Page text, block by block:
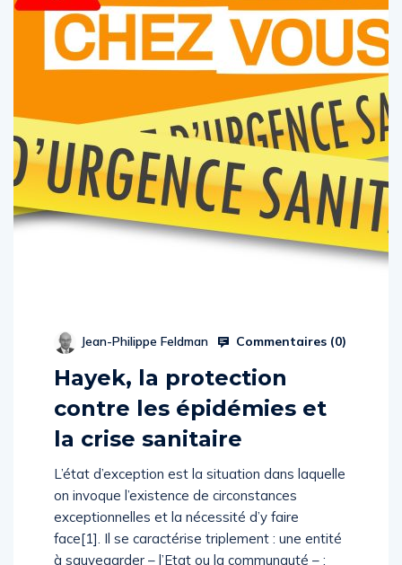
Jean-Philippe Feldman Commentaires (0)
Hayek, la protection
contre les épidémies et
la crise sanitaire
L’état d’exception est la situation dans laquelle
on invoque l’existence de circonstances
exceptionnelles et la nécessité d’y faire
face[1]. Il se caractérise triplement : une entité
à sauvegarder – l’Etat ou la communauté – ;